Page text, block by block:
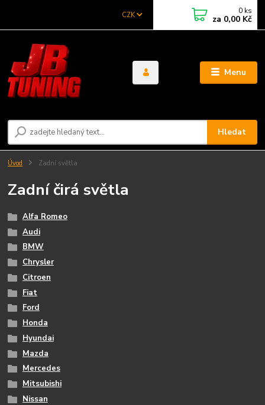
Menu
CZK
Hledat
0 ks
za 0,00 Kč
Úvod Zadní světla
Zadní čirá světla
Alfa Romeo
Audi
BMW
Chrysler
Citroen
Fiat
Ford
Honda
Hyundai
Mazda
Mercedes
Mitsubishi
Nissan